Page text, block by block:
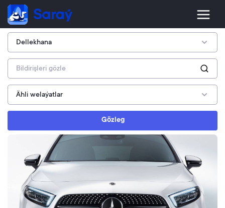
Gözleg